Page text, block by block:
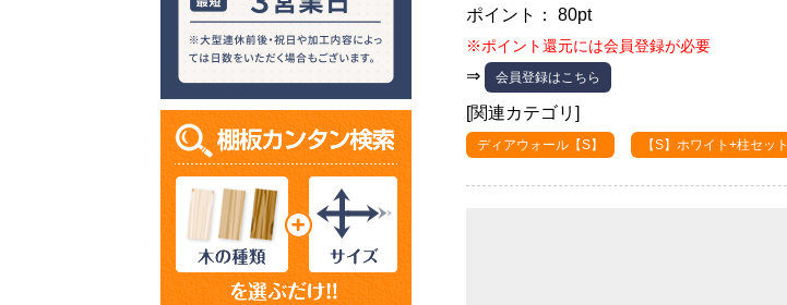
ポイント： 80pt
※ポイント還元には会員登録が必要
⇒ 会員登録はこちら
[関連カテゴリ]
ディアウォール【S】 【S】ホワイト+柱セット